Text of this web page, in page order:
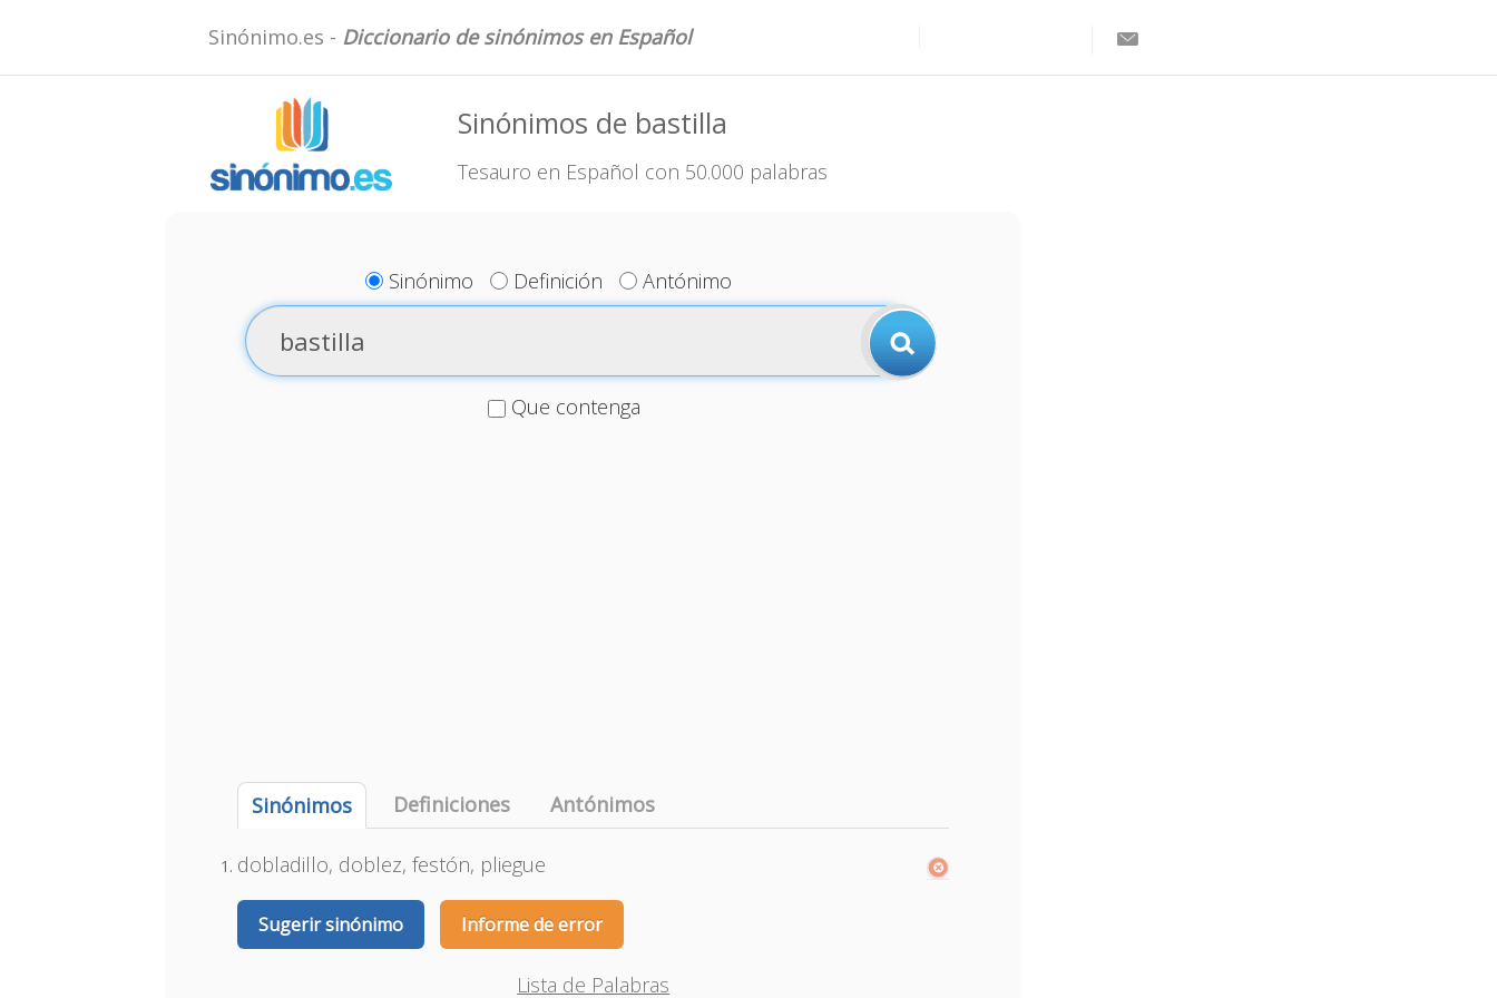
Sinónimo.es - Diccionario de sinónimos en Español
Sinónimos de bastilla
Tesauro en Español con 50.000 palabras
Sinónimo Definición Antónimo
Que contenga
Sinónimos Definiciones Antónimos
dobladillo, doblez, festón, pliegue
Sugerir sinónimo Informe de error
Lista de Palabras